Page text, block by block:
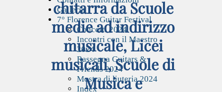
chitarra da Scuole
medie ad indirizzo
musicale, Licei
musicali, Scuole di
Musica e
Galleria
7° Florence Guitar Festival
Concerti 2024
Incontri con il Maestro
2024
Rassegna Guitars &
Friends 2024
Mostra di liuteria 2024
Index